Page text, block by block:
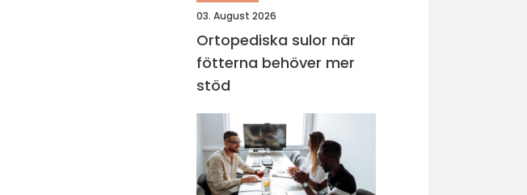
03. August 2026
Ortopediska sulor när
fötterna behöver mer
stöd